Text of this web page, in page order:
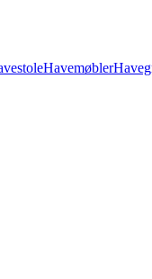
Havemøbler